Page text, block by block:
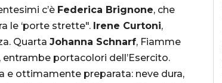
c’è Federica Brignone, che
le ‘porte strette". Irene Curtoni,
Quarta Johanna Schnarf, Fiamme
, entrambe portacolori dell’Esercito.
e ottimamente preparata: neve dura,